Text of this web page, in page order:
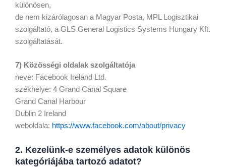
különösen,
de nem kizárólagosan a Magyar Posta, MPL Logisztikai
szolgáltató, a GLS General Logistics Systems Hungary Kft.
szolgáltatását.
7) Közösségi oldalak szolgáltatója
neve: Facebook Ireland Ltd.
székhelye: 4 Grand Canal Square
Grand Canal Harbour
Dublin 2 Ireland
weboldala: https://www.facebook.com/about/privacy
2. Kezelünk-e személyes adatok különös
kategóriájába tartozó adatot?